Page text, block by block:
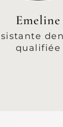
Emeline
qualifiée